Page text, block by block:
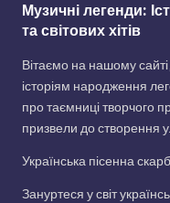
Музичні легенди:
та світових хітів
Вітаємо на нашому
історіям народження
про таємниці творчого
призвели до створення
Українська пісенна
Зануртеся у світ